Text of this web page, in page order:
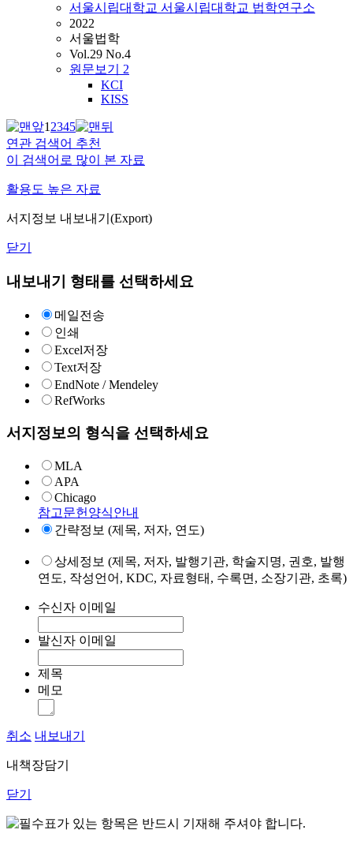
서울시립대학교 서울시립대학교 법학연구소
2022
서울법학
Vol.29 No.4
원문보기 2
KCI
KISS
12345
연관 검색어 추천
이 검색어로 많이 본 자료
활용도 높은 자료
서지정보 내보내기(Export)
닫기
내보내기 형태를 선택하세요
메일전송
인쇄
Excel저장
Text저장
EndNote / Mendeley
RefWorks
서지정보의 형식을 선택하세요
MLA
APA
Chicago
참고문헌양식안내
간략정보 (제목, 저자, 연도)
상세정보 (제목, 저자, 발행기관, 학술지명, 권호, 발행
연도, 작성언어, KDC, 자료형태, 수록면, 소장기관, 초록)
수신자 이메일
발신자 이메일
제목
메모
취소 내보내기
내책장담기
닫기
표가 있는 항목은 반드시 기재해 주셔야 합니다.